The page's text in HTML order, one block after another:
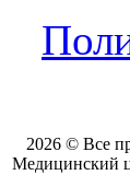
2026 © Все
Медицинский